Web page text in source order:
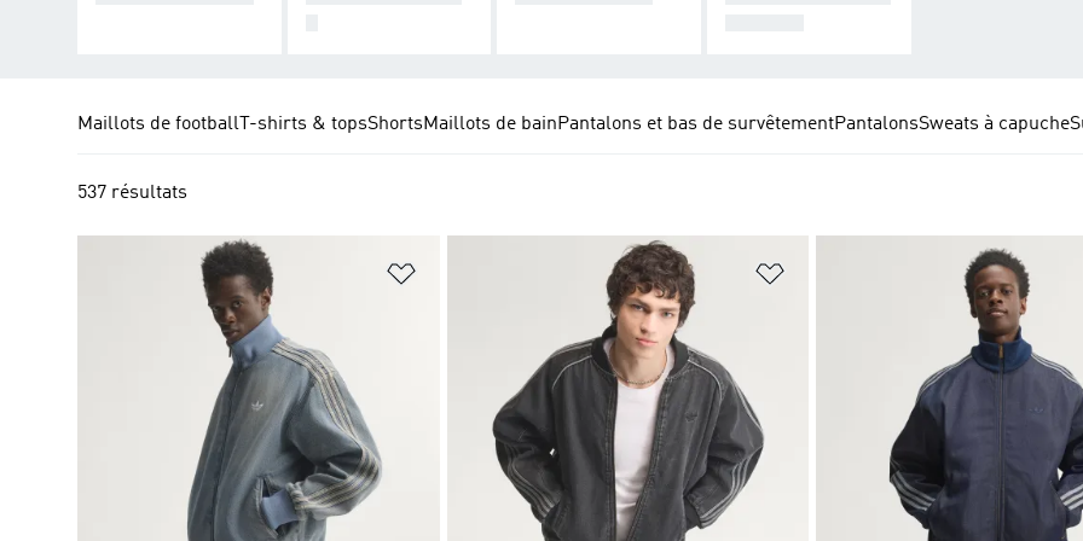
Maillots de footballT-shirts & topsShortsMaillots de bainPantalons et bas de survêtementPantalonsSweats à capuche
537 résultats
Ajouter à la Liste de produits favoris Ajouter à la Liste de produits